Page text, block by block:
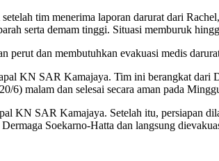
tim menerima laporan darurat dari
serta demam tinggi. Situasi memburuk
dan membutuhkan evakuasi medis
KN SAR Kamajaya. Tim ini berangkat
6) malam dan selesai secara aman pada
SAR Kamajaya. Setelah itu, persiapan
Soekarno-Hatta dan langsung